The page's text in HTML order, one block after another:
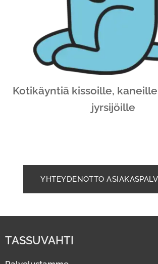
Kotikäyntiä kissoille,
jyrsijöille
YHTEYDENOTTO
TASSUVAHTI